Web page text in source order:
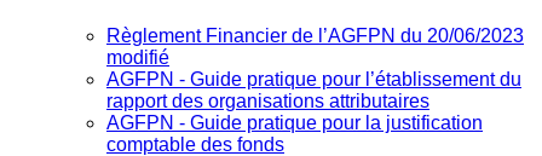
Règlement Financier de l’AGFPN du 20/06/2023
modifié
AGFPN ‐ Guide pratique pour l’établissement du
rapport des organisations attributaires
AGFPN ‐ Guide pratique pour la justification
comptable des fonds